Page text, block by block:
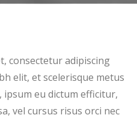
consectetur adipiscing
elit, et scelerisque metus
eu dictum efficitur,
vel cursus risus orci nec